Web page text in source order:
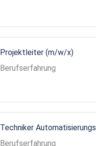
Projektleiter (m/w/x)
Berufserfahrung
Techniker
Berufserfahrung